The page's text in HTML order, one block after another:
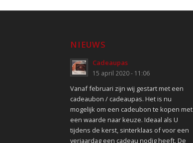
NIEUWS
Cadeaupas
15 april 2020 - 11:06
Vanaf februari zijn wij gestart met een
cadeaubon / cadeaupas. Het is nu
mogelijk om een cadeubon te kopen met
een waarde naar keuze. Ideaal als U
tijdens de kerst, sinterklaas of voor een
verjaardag een cadeau nodig heeft. De